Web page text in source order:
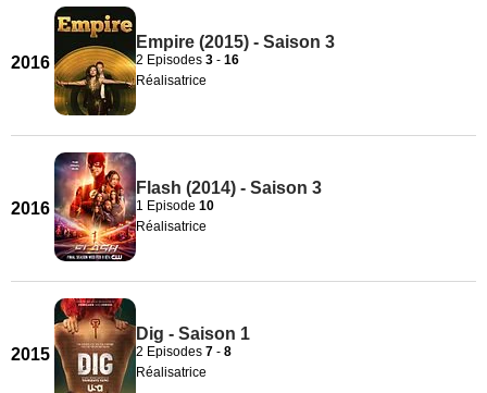
2016
Empire (2015) - Saison 3
2 Episodes 3 - 16
Réalisatrice
2016
Flash (2014) - Saison 3
1 Episode 10
Réalisatrice
2015
Dig - Saison 1
2 Episodes 7 - 8
Réalisatrice